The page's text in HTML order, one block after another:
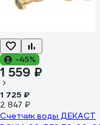
-45%
1 559 ₽
1 725 ₽
2 847 ₽
Счетчик воды ДЕКАСТ